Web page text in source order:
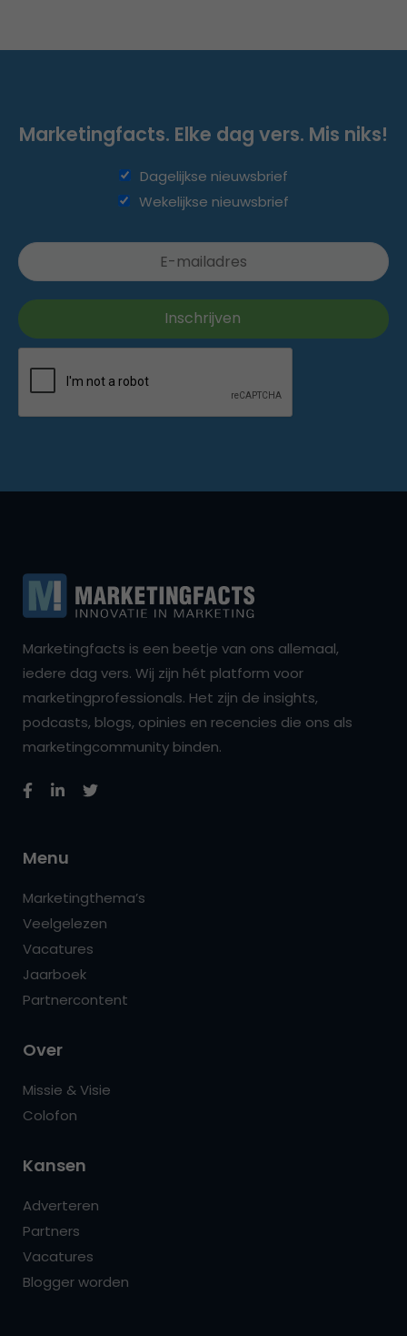
Marketingfacts. Elke dag vers. Mis niks!
Dagelijkse nieuwsbrief
Wekelijkse nieuwsbrief
Marketingfacts is een beetje van ons allemaal,
iedere dag vers. Wij zijn hét platform voor
marketingprofessionals. Het zijn de insights,
podcasts, blogs, opinies en recencies die ons als
marketingcommunity binden.
Menu
Marketingthema’s
Veelgelezen
Vacatures
Jaarboek
Partnercontent
Over
Missie & Visie
Colofon
Kansen
Adverteren
Partners
Vacatures
Blogger worden